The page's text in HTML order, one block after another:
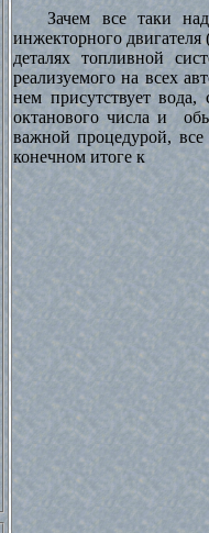
Зачем все таки
инжекторного
деталях топливной
реализуемого на всех
нем присутствует
октанового числа и
важной процедурой, все
конечном итоге к